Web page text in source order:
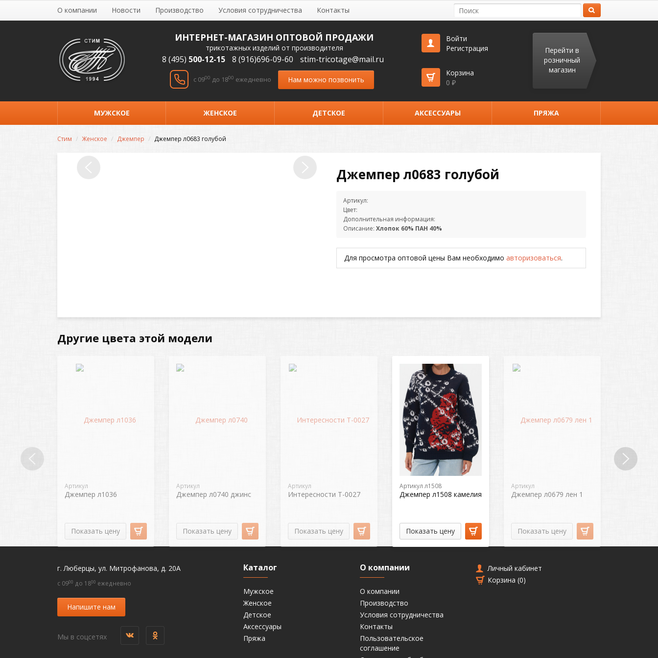
О компании Новости Производство Условия сотрудничества Контакты
ИНТЕРНЕТ-МАГАЗИН ОПТОВОЙ ПРОДАЖИ
трикотажных изделий от производителя
8 (495) 500-12-15 8 (916)696-09-60 stim-tricotage@mail.ru
c 0900 до 1800 ежедневно Нам можно позвонить
Войти
Регистрация
Корзина
0 ₽
Перейти в
розничный
магазин
МУЖСКОЕ ЖЕНСКОЕ ДЕТСКОЕ АКСЕССУАРЫ ПРЯЖА
Стим Женское Джемпер Джемпер л0683 голубой
Джемпер л0683 голубой
Артикул:
Цвет:
Дополнительная информация:
Описание: Хлопок 60% ПАН 40%
Для просмотра оптовой цены Вам необходимо авторизоваться.
Другие цвета этой модели
Артикул
Джемпер л1036
Показать цену
Артикул
Джемпер л0740 джинс
Показать цену
Артикул
Интересности Т-0027
Показать цену
Артикул л1508
Джемпер л1508 камелия
Показать цену
Артикул
Джемпер л0679 лен 1
Показать цену
г. Люберцы, ул. Митрофанова, д. 20А
c 0900 до 1800 ежедневно
Напишите нам
Мы в соцсетях
Каталог
Мужское
Женское
Детское
Аксессуары
Пряжа
О компании
О компании
Производство
Условия сотрудничества
Контакты
Пользовательское
соглашение
Личный кабинет
Корзина (0)